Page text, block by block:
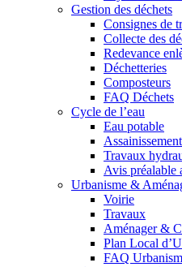
Gestion des déchets
Consignes de
Collecte des
Redevance
Déchetteries
Composteurs
FAQ Déchets
Cycle de l’eau
Eau potable
Travaux
Avis préalable
Urbanisme &
Voirie
Travaux
Aménager &
Plan Local
FAQ